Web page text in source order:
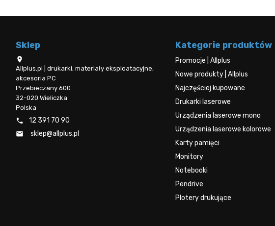
Sklep

Allplus.pl | drukarki, materiały eksploatacyjne,
akcesoria PC
Przebieczany 600
32-020 Wieliczka
Polska
 12 391 70 90
 sklep@allplus.pl
Kategorie produktów
Promocje | Allplus
Nowe produkty | Allplus
Najczęściej kupowane
Drukarki laserowe
Urządzenia laserowe mono
Urządzenia laserowe kolorowe
Karty pamięci
Monitory
Notebooki
Pendrive
Plotery drukujące